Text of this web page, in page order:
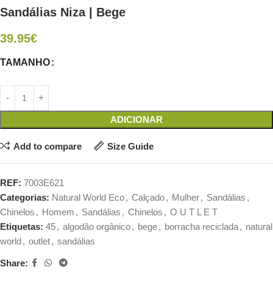
Sandálias Niza | Bege
39.95€
TAMANHO
ADICIONAR
Add to compare Size Guide
REF: 7003E621
Categorias: Natural World Eco, Calçado, Mulher, Sandálias ,
Chinelos , Homem , Sandálias , Chinelos , O U T L E T
Etiquetas: 45, algodão orgânico, bege, borracha reciclada, natural
world, outlet, sandálias
Share: